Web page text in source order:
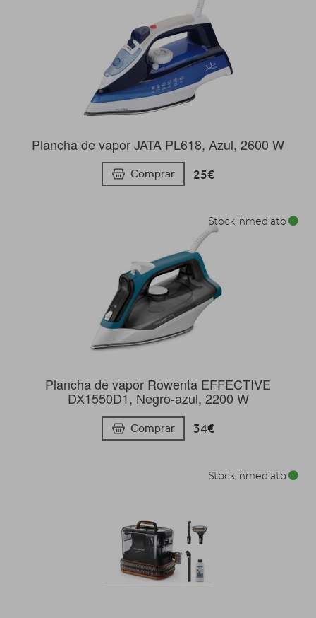
Plancha de vapor JATA PL618, Azul, 2600 W
Comprar 25€
Plancha de vapor Rowenta EFFECTIVE
DX1550D1, Negro-azul, 2200 W
Comprar 34€
Stock inmediato
Stock inmediato